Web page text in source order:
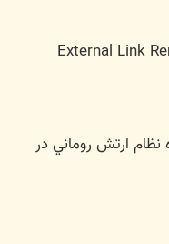
[External Link
نظام ارتش روماني در